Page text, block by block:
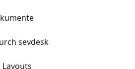
sevdesk